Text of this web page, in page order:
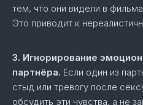
тем, что они видели в
Это приводит к
3. Игнорирование
партнёра. Если один из
стыд или тревогу после
обсудить эти чувства, а не